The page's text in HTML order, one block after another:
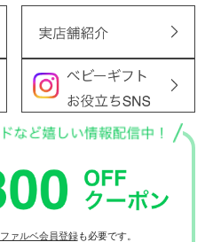
ファルベ会員登録も必要です。